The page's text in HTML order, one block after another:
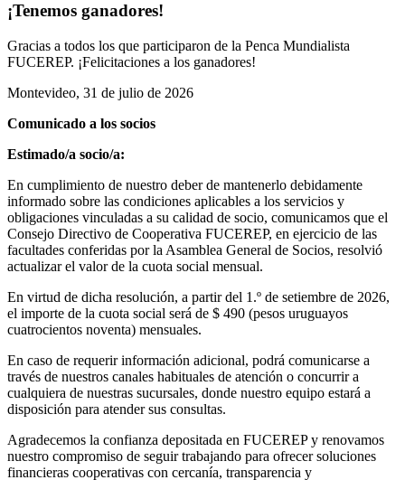
¡Tenemos ganadores!
Gracias a todos los que participaron de la Penca Mundialista
FUCEREP. ¡Felicitaciones a los ganadores!
Montevideo, 31 de julio de 2026
Comunicado a los socios
Estimado/a socio/a:
En cumplimiento de nuestro deber de mantenerlo debidamente
informado sobre las condiciones aplicables a los servicios y
obligaciones vinculadas a su calidad de socio, comunicamos que el
Consejo Directivo de Cooperativa FUCEREP, en ejercicio de las
facultades conferidas por la Asamblea General de Socios, resolvió
actualizar el valor de la cuota social mensual.
En virtud de dicha resolución, a partir del 1.º de setiembre de 2026,
el importe de la cuota social será de $ 490 (pesos uruguayos
cuatrocientos noventa) mensuales.
En caso de requerir información adicional, podrá comunicarse a
través de nuestros canales habituales de atención o concurrir a
cualquiera de nuestras sucursales, donde nuestro equipo estará a
disposición para atender sus consultas.
Agradecemos la confianza depositada en FUCEREP y renovamos
nuestro compromiso de seguir trabajando para ofrecer soluciones
financieras cooperativas con cercanía, transparencia y